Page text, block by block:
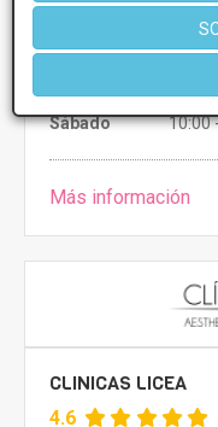
Miércoles
Viernes
Sábado
Más información
CLINICAS LICEA
4.6